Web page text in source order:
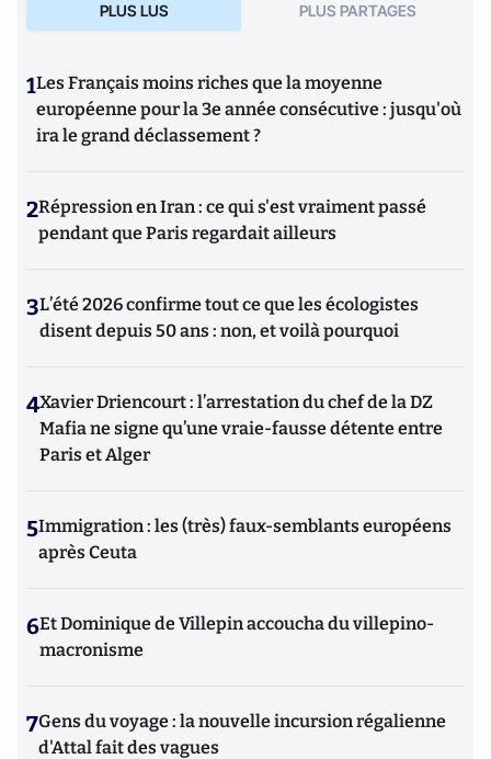
PLUS LUS PLUS PARTAGES
1Les Français moins riches que la moyenne
européenne pour la 3e année consécutive : jusqu'où
ira le grand déclassement ?
2Répression en Iran : ce qui s'est vraiment passé
pendant que Paris regardait ailleurs
3L’été 2026 confirme tout ce que les écologistes
disent depuis 50 ans : non, et voilà pourquoi
4Xavier Driencourt : l’arrestation du chef de la DZ
Mafia ne signe qu’une vraie-fausse détente entre
Paris et Alger
5Immigration : les (très) faux-semblants européens
après Ceuta
6Et Dominique de Villepin accoucha du villepino-
macronisme
7Gens du voyage : la nouvelle incursion régalienne
d'Attal fait des vagues